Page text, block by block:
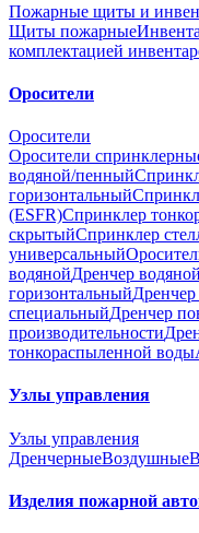
Пожарные щиты и
Щиты пожарные
комплектацией
Оросители
Оросители
Оросители
водяной/пенный
горизонтальный
(ESFR)Спринклер
скрытыйСпринклер
универсальный
водянойДренчер
горизонтальный
специальныйДренчер
производительности
тонкораспыленной воды
Узлы управления
Узлы управления
ДренчерныеВоздушные
Изделия пожарной